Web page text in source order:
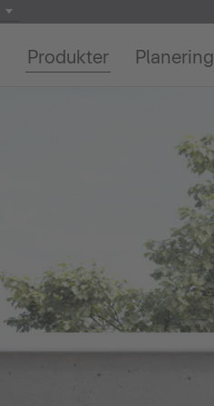
Produkter Planering